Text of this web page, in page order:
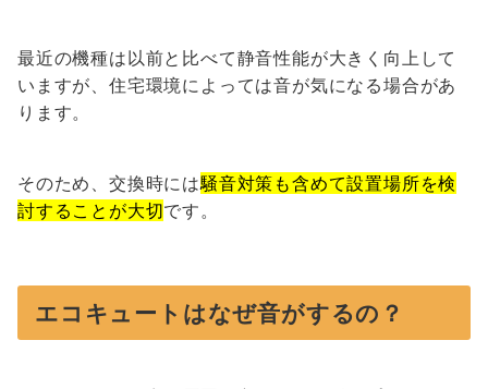
最近の機種は以前と比べて静音性能が大きく向上して
いますが、住宅環境によっては音が気になる場合があ
ります。
そのため、交換時には騒音対策も含めて設置場所を検
討することが大切です。
エコキュートはなぜ音がするの？